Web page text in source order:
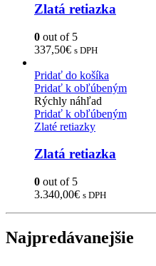
Zlatá retiazka
0 out of 5
337,50€ s DPH
Pridať do košíka
Pridať k obľúbeným
Rýchly náhľad
Pridať k obľúbeným
Zlaté retiazky
Zlatá retiazka
0 out of 5
3.340,00€ s DPH
Najpredávanejšie